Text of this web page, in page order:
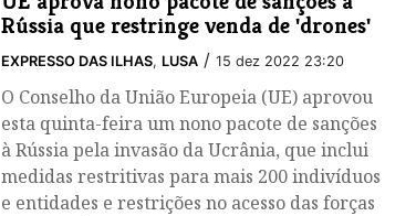
Rússia que restringe venda de 'drones'
EXPRESSO DAS ILHAS, LUSA / 15 dez 2022 23:20
O Conselho da União Europeia (UE) aprovou
esta quinta-feira um nono pacote de sanções
à Rússia pela invasão da Ucrânia, que inclui
medidas restritivas para mais 200 indivíduos
e entidades e restrições no acesso das forças